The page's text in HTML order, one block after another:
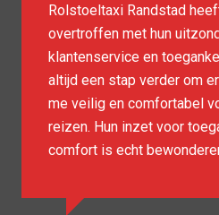
Als frequente gebruiker
Randstad ben ik altijd
punctualiteit en service.
vriendelijk en
soepel verloopt. Hun
alle verschil voor mijn